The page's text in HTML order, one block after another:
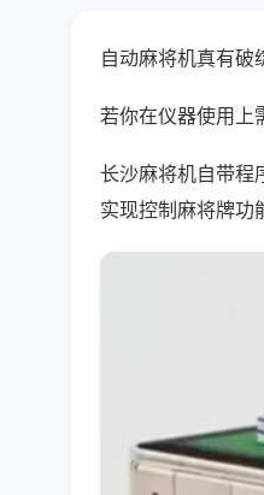
自动麻将机真有破
若你在仪器使用上
长沙麻将机自带程
实现控制麻将牌功